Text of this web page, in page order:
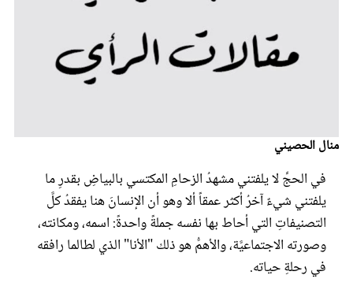
منال الحصيني
في الحجِّ لا يلفتني مشهدُ الزحامِ المكتسي بالبياضِ بقدرِ ما
يلفتني شيءٌ آخرُ أكثر عمقاً ألا وهو أن الإنسانَ هنا يفقدُ كلَّ
التصنيفاتِ التي أحاط بها نفسه جملةً واحدةً: اسمه، ومكانته،
وصورته الاجتماعيَّة، والأهمُّ هو ذلك "الأنا" الذي لطالما رافقه
في رحلةِ حياته.
مجلة سيدتي